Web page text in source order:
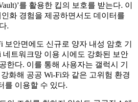
를 활용한 킵의 보호를 받는다. 이
화 경험을 제공하면서도 데이터를
.
보안면에도 신규로 양자 내성 암호 기
네트워크망 이용 시에도 강화된 보안
한다. 이를 통해 사용자는 갤럭시 기
화해 공공 Wi-Fi와 같은 고위험 환경
를 이용할 수 있다.